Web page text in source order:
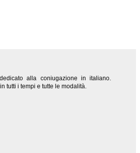
alla coniugazione in italiano.
tutti i tempi e tutte le modalità.